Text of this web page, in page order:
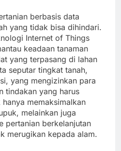
berbasis data
yang tidak bisa dihindari.
Internet of Things
keadaan tanaman
yang terpasang di lahan
seputar tingkat tanah,
yang mengizinkan para
tindakan yang harus
memaksimalkan
melainkan juga
pertanian berkelanjutan
merugikan kepada alam.